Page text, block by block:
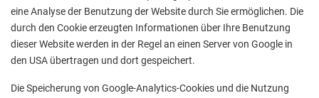
eine Analyse der Benutzung der Website durch Sie ermöglichen. Die
durch den Cookie erzeugten Informationen über Ihre Benutzung
dieser Website werden in der Regel an einen Server von Google in
den USA übertragen und dort gespeichert.
Die Speicherung von Google-Analytics-Cookies und die Nutzung